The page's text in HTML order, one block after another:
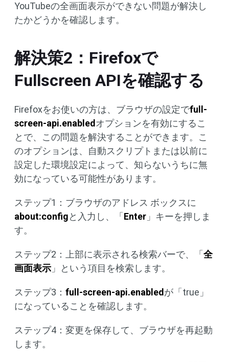
YouTubeの全画面表示ができない問題が解決し
たかどうかを確認します。
解決策2：Firefoxで
Fullscreen APIを確認する
Firefoxをお使いの方は、ブラウザの設定でfull-
screen-api.enabledオプションを有効にするこ
とで、この問題を解決することができます。こ
のオプションは、自動スクリプトまたは以前に
設定した環境設定によって、知らないうちに無
効になっている可能性があります。
ステップ1：ブラウザのアドレス ボックスに
about:configと入力し、「 Enter 」キーを押しま
す。
ステップ2：上部に表示される検索バーで、「 全
画面表示 」という項目を検索します。
ステップ3： full-screen-api.enabledが「true」
になっていることを確認します。
ステップ4：変更を保存して、ブラウザを再起動
します。